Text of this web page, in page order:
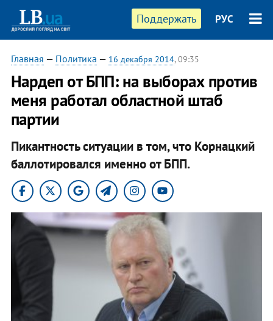
Поддержать РУС
Главная — Политика — 16 декабря 2014, 09:35
Нардеп от БПП: на выборах против
меня работал областной штаб
партии
Пикантность ситуации в том, что Корнацкий
баллотировался именно от БПП.